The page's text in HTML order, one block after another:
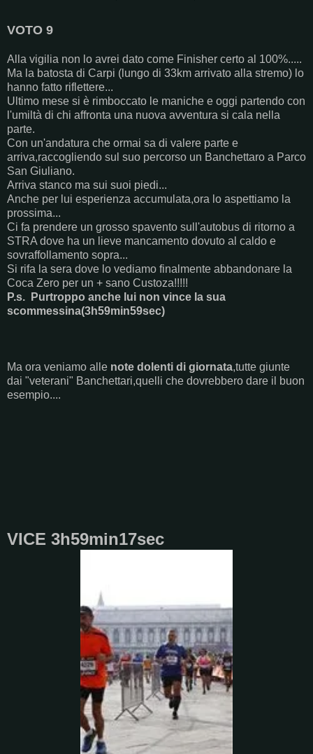
VOTO 9
Alla vigilia non lo avrei dato come Finisher certo al 100%.....
Ma la batosta di Carpi (lungo di 33km arrivato alla stremo) lo
hanno fatto riflettere...
Ultimo mese si è rimboccato le maniche e oggi partendo con
l'umiltà di chi affronta una nuova avventura si cala nella
parte.
Con un'andatura che ormai sa di valere parte e
arriva,raccogliendo sul suo percorso un Banchettaro a Parco
San Giuliano.
Arriva stanco ma sui suoi piedi...
Anche per lui esperienza accumulata,ora lo aspettiamo la
prossima...
Ci fa prendere un grosso spavento sull'autobus di ritorno a
STRA dove ha un lieve mancamento dovuto al caldo e
sovraffollamento sopra...
Si rifa la sera dove lo vediamo finalmente abbandonare la
Coca Zero per un + sano Custoza!!!!!
P.s. Purtroppo anche lui non vince la sua
scommessina(3h59min59sec)
Ma ora veniamo alle note dolenti di giornata,tutte giunte
dai "veterani" Banchettari,quelli che dovrebbero dare il buon
esempio....
VICE 3h59min17sec